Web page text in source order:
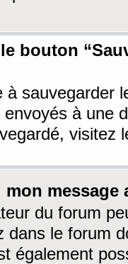
le bouton
à sauvegarder
à une
visitez
message
du forum
dans le forum
également